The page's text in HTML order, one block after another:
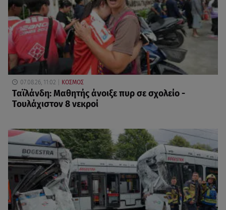
07.08.26, 11:02 ΚΟΣΜΟΣ
Ταϊλάνδη: Μαθητής άνοιξε πυρ σε σχολείο -
Τουλάχιστον 8 νεκροί